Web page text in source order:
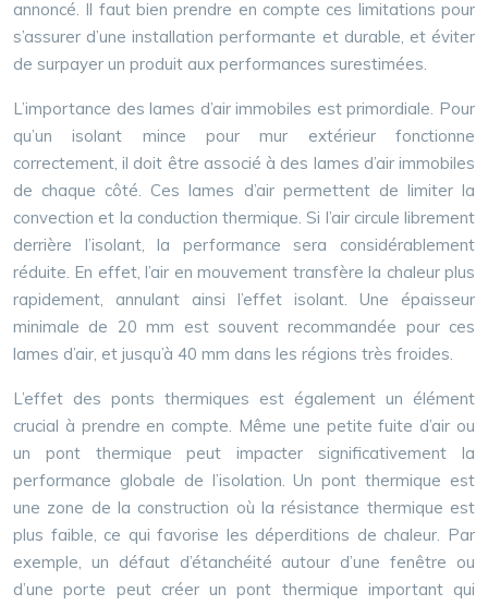
annoncé. Il faut bien prendre en compte ces limitations pour
s’assurer d’une installation performante et durable, et éviter
de surpayer un produit aux performances surestimées.
L’importance des lames d’air immobiles est primordiale. Pour
qu’un isolant mince pour mur extérieur fonctionne
correctement, il doit être associé à des lames d’air immobiles
de chaque côté. Ces lames d’air permettent de limiter la
convection et la conduction thermique. Si l’air circule librement
derrière l’isolant, la performance sera considérablement
réduite. En effet, l’air en mouvement transfère la chaleur plus
rapidement, annulant ainsi l’effet isolant. Une épaisseur
minimale de 20 mm est souvent recommandée pour ces
lames d’air, et jusqu’à 40 mm dans les régions très froides.
L’effet des ponts thermiques est également un élément
crucial à prendre en compte. Même une petite fuite d’air ou
un pont thermique peut impacter significativement la
performance globale de l’isolation. Un pont thermique est
une zone de la construction où la résistance thermique est
plus faible, ce qui favorise les déperditions de chaleur. Par
exemple, un défaut d’étanchéité autour d’une fenêtre ou
d’une porte peut créer un pont thermique important qui